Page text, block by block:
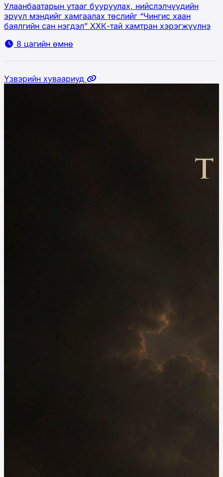
Улаанбаатарын утааг бууруулах, нийслэлчүүдийн
эрүүл мэндийг хамгаалах төслийг “Чингис хаан
баялгийн сан нэгдэл” ХХК-тай хамтран хэрэгжүүлнэ
8 цагийн өмнө
Үзвэрийн хуваариуд